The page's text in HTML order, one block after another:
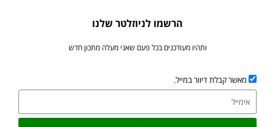
הרשמו לניוזלטר שלנו
ותהיו מעודכנים בכל פעם שאני מעלה מתכון חדש
מאשר קבלת דיוור במייל.